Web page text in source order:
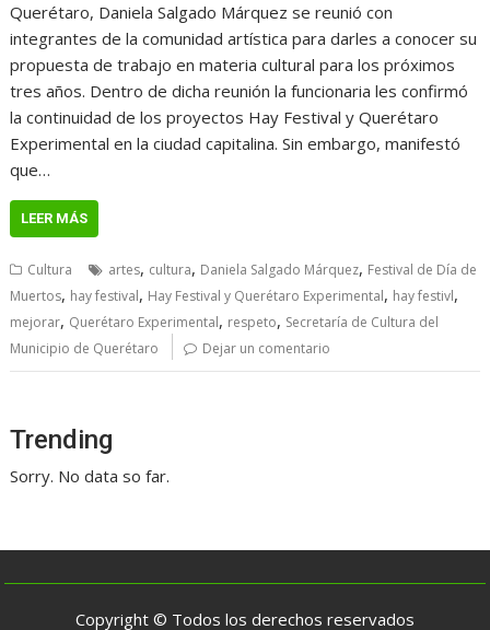
Querétaro, Daniela Salgado Márquez se reunió con
integrantes de la comunidad artística para darles a conocer su
propuesta de trabajo en materia cultural para los próximos
tres años. Dentro de dicha reunión la funcionaria les confirmó
la continuidad de los proyectos Hay Festival y Querétaro
Experimental en la ciudad capitalina. Sin embargo, manifestó
que…
LEER MÁS
Cultura artes, cultura, Daniela Salgado Márquez, Festival de Día de
Muertos, hay festival, Hay Festival y Querétaro Experimental, hay festivl,
mejorar, Querétaro Experimental, respeto, Secretaría de Cultura del
Municipio de Querétaro
Dejar un comentario
Trending
Sorry. No data so far.
Copyright © Todos los derechos reservados